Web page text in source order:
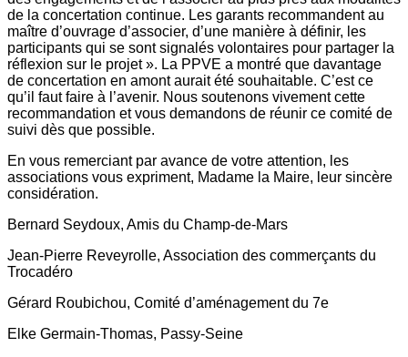
de la concertation continue. Les garants recommandent au
maître d’ouvrage d’associer, d’une manière à définir, les
participants qui se sont signalés volontaires pour partager la
réflexion sur le projet ». La PPVE a montré que davantage
de concertation en amont aurait été souhaitable. C’est ce
qu’il faut faire à l’avenir. Nous soutenons vivement cette
recommandation et vous demandons de réunir ce comité de
suivi dès que possible.
En vous remerciant par avance de votre attention, les
associations vous expriment, Madame la Maire, leur sincère
considération.
Bernard Seydoux, Amis du Champ-de-Mars
Jean-Pierre Reveyrolle, Association des commerçants du
Trocadéro
Gérard Roubichou, Comité d’aménagement du 7e
Elke Germain-Thomas, Passy-Seine